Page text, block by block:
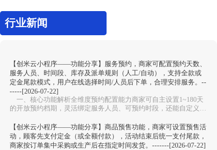
行业新闻
【创米云小程序——功能分享】服务预约，商家可配置预约天数、
服务人员、时间段、库存及派单规则（人工/自动），支持全款或
定金尾款模式，用户在线选择时间/人员后下单，合理安排服务。--
-----[2026-07-22]
一、核心功能解析全维度预约配置能力‌商家可自主设置1~180天
的开放预约档期，灵活绑定服务人员、可预约时段，还能自定义服
【创米云小程序——功能分享】商品预售功能，商家可设置预售活
动，顾客先支付定金（或全额付款），活动结束后统一支付尾款，
商家按订单集中采购或生产后在指定时间发货。-------[2026-07-22]